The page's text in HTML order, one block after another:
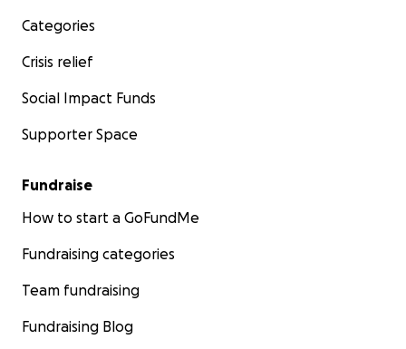
Categories
Crisis relief
Social Impact Funds
Supporter Space
Fundraise
How to start a GoFundMe
Fundraising categories
Team fundraising
Fundraising Blog